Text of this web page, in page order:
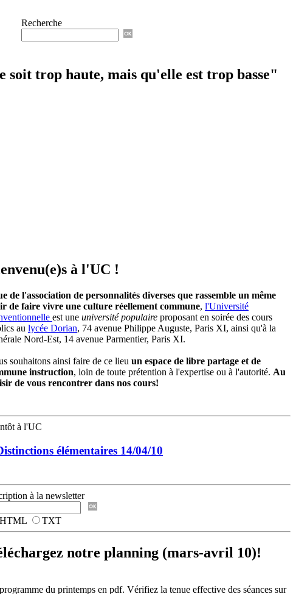
Recherche
trop haute, mais qu'elle est trop basse"
à l'UC !
de l'association de personnalités diverses que rassemble un même
de faire vivre une culture réellement commune, l'Université
est une université populaire proposant en soirée des cours
au lycée Dorian, 74 avenue Philippe Auguste, Paris XI, ainsi qu'à la
Nord-Est, 14 avenue Parmentier, Paris XI.
souhaitons ainsi faire de ce lieu un espace de libre partage et de
instruction, loin de toute prétention à l'expertise ou à l'autorité. Au
de vous rencontrer dans nos cours!
à l'UC
élémentaires 14/04/10
à la newsletter
HTML TXT
notre planning (mars-avril 10)!
du printemps en pdf. Vérifiez la tenue effective des séances sur